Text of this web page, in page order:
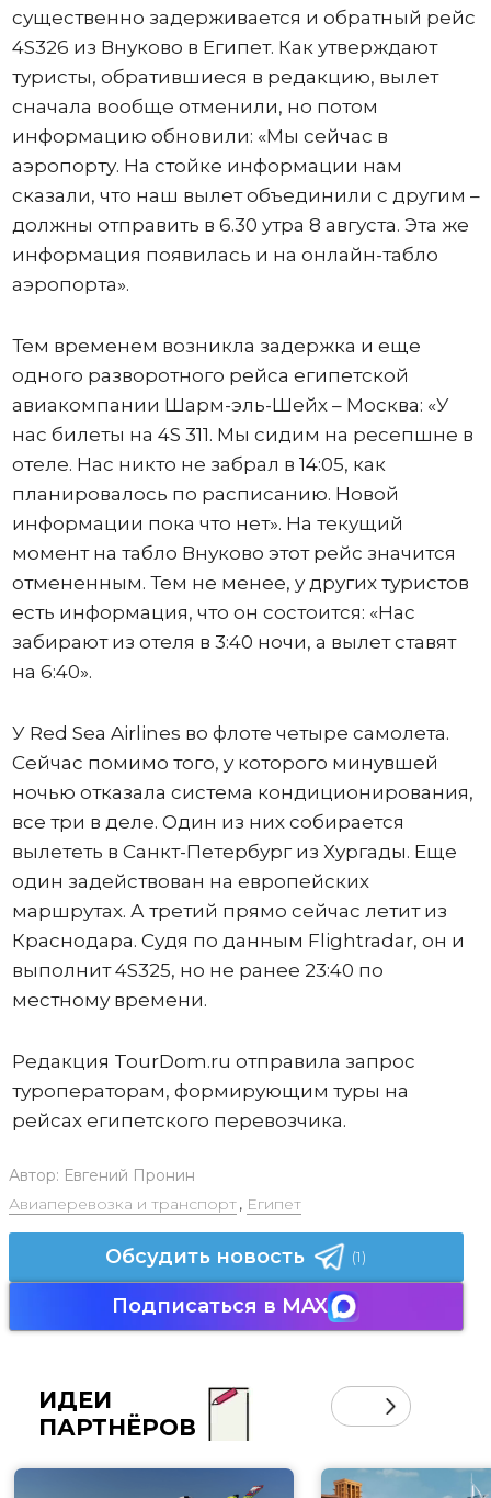
существенно задерживается и обратный рейс
4S326 из Внуково в Египет. Как утверждают
туристы, обратившиеся в редакцию, вылет
сначала вообще отменили, но потом
информацию обновили: «Мы сейчас в
аэропорту. На стойке информации нам
сказали, что наш вылет объединили с другим –
должны отправить в 6.30 утра 8 августа. Эта же
информация появилась и на онлайн-табло
аэропорта».
Тем временем возникла задержка и еще
одного разворотного рейса египетской
авиакомпании Шарм-эль-Шейх – Москва: «У
нас билеты на 4S 311. Мы сидим на ресепшне в
отеле. Нас никто не забрал в 14:05, как
планировалось по расписанию. Новой
информации пока что нет». На текущий
момент на табло Внуково этот рейс значится
отмененным. Тем не менее, у других туристов
есть информация, что он состоится: «Нас
забирают из отеля в 3:40 ночи, а вылет ставят
на 6:40».
У Red Sea Airlines во флоте четыре самолета.
Сейчас помимо того, у которого минувшей
ночью отказала система кондиционирования,
все три в деле. Один из них собирается
вылететь в Санкт-Петербург из Хургады. Еще
один задействован на европейских
маршрутах. А третий прямо сейчас летит из
Краснодара. Судя по данным Flightradar, он и
выполнит 4S325, но не ранее 23:40 по
местному времени.
Редакция TourDom.ru отправила запрос
туроператорам, формирующим туры на
рейсах египетского перевозчика.
Автор: Евгений Пронин
Авиаперевозка и транспорт, Египет
Обсудить новость (1)
Подписаться в MAX
ИДЕИ
ПАРТНЁРОВ